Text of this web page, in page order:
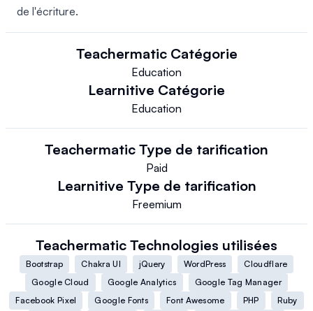
de l'écriture.
Teachermatic Catégorie
Education
Learnitive Catégorie
Education
Teachermatic Type de tarification
Paid
Learnitive Type de tarification
Freemium
Teachermatic Technologies utilisées
Bootstrap Chakra UI jQuery WordPress
Cloudflare
Google Cloud
Google Analytics
Google Tag Manager
Facebook Pixel
Google Fonts Font Awesome PHP
Ruby